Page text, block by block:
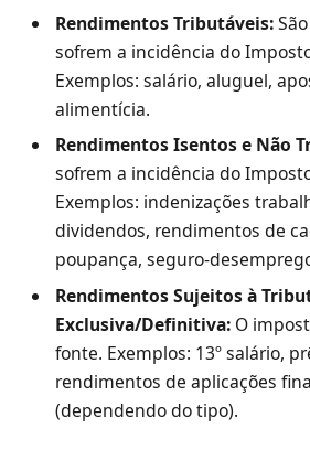
Rendimentos Tributáveis:
sofrem a incidência do
Exemplos: salário, aluguel,
alimentícia.
Rendimentos Isentos e Não
sofrem a incidência do
Exemplos: indenizações
dividendos, rendimentos de
poupança, seguro-
Rendimentos Sujeitos à
Exclusiva/Definitiva: O
fonte. Exemplos: 13º salário,
rendimentos de aplicações
(dependendo do tipo).